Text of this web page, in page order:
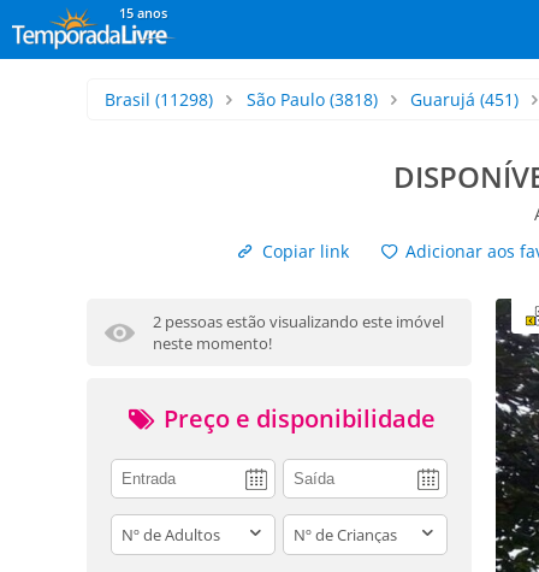
15 anos
Brasil (11298) São Paulo(3818) Guarujá (451)
Copiar link
Adicionar aos
2 pessoas estão visualizando este imóvel
neste momento!
Preço e disponibilidade
adults children